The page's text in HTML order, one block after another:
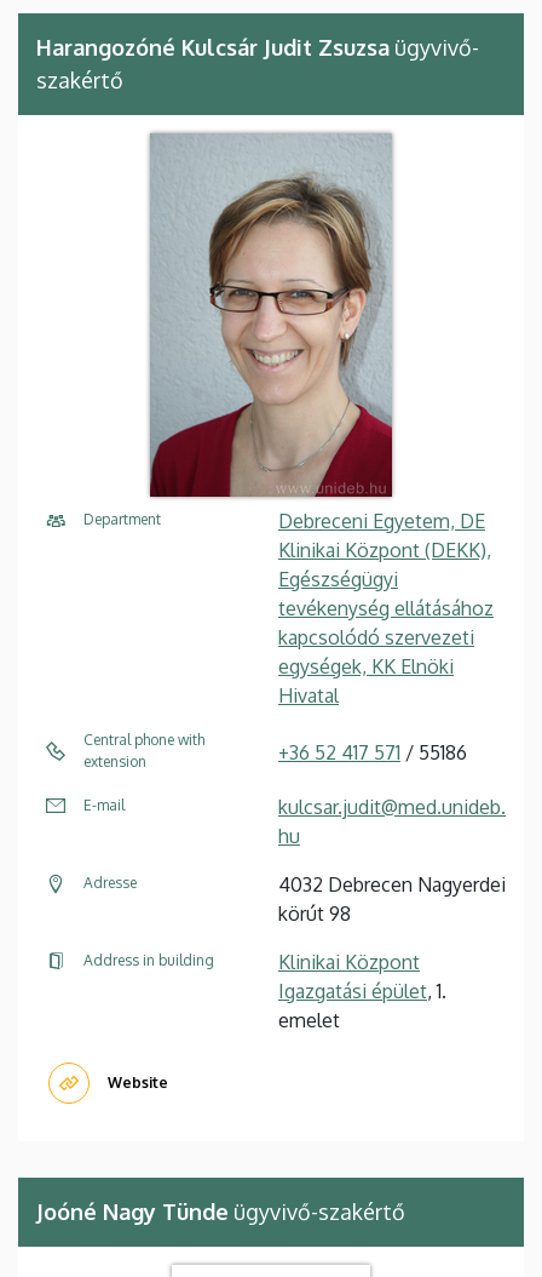
Harangozóné Kulcsár Judit Zsuzsa ügyvivő-
szakértő
Department
Debreceni Egyetem, DE
Klinikai Központ (DEKK),
Egészségügyi
tevékenység ellátásához
kapcsolódó szervezeti
egységek, KK Elnöki
Hivatal
Central phone with
extension
+36 52 417 571 / 55186
E-mail
kulcsar.judit@med.unideb.
hu
Adresse
4032 Debrecen Nagyerdei
körút 98
Address in building
Klinikai Központ
Igazgatási épület, 1.
emelet
Website
Joóné Nagy Tünde ügyvivő-szakértő